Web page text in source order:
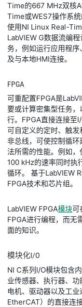
Time的667 MHz双核
Time或WES7操作系
使用NI Linux Real-
LabVIEW G数据流编
务，例如运行应用程
及与本地HMI连接。
FPGA
可重配置FPGA是
要或计算密集型任务
行。FPGA直接连接至
可自定义的定时、触
非总线，可使控制循
法所需的性能。例如
100 kHz的速率同时执
循环。 基于LabVIEW
FPGA技术和芯片组。
LabVIEW FPGA模块可
FPGA进行编程，而无
面的知识。
模块化I/O
NI C系列I/O模块包含
业传感器、执行器、功
电机、驱动器以及工
EtherCAT）的直接连